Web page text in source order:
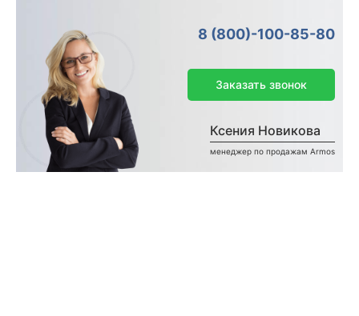
8 (800)-100-85-80
Ксения Новикова
менеджер по продажам Armos
Заказать звонок